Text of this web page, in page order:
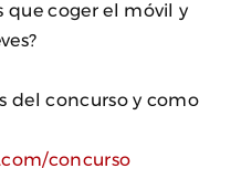
que coger el móvil y
del concurso y como
concurso